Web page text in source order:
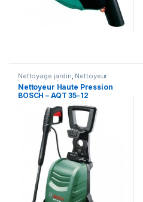
Nettoyage jardin, Nettoyeur
haute pression
Nettoyeur Haute Pression
BOSCH – AQT 35-12